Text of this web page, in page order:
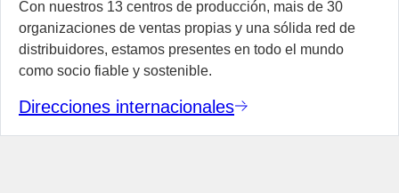
Con nuestros 13 centros de producción, mais de 30
organizaciones de ventas propias y una sólida red de
distribuidores, estamos presentes en todo el mundo
como socio fiable y sostenible.
Direcciones internacionales